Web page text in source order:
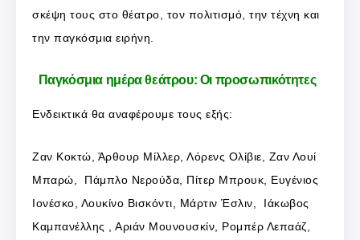
σκέψη τους στο θέατρο, τον πολιτισμό, την τέχνη και
την παγκόσμια ειρήνη.
Παγκόσμια ημέρα θεάτρου: Οι προσωπικότητες
Ενδεικτικά θα αναφέρουμε τους εξής:
Ζαν Κοκτώ, Άρθουρ Μίλλερ, Λόρενς Ολίβιε, Ζαν Λουί
Μπαρώ, Πάμπλο Νερούδα, Πίτερ Μπρουκ, Ευγένιος
Ιονέσκο, Λουκίνο Βισκόντι, Μάρτιν Έσλιν, Ιάκωβος
Καμπανέλλης , Αριάν Μουνουσκίν, Ρομπέρ Λεπαάζ,